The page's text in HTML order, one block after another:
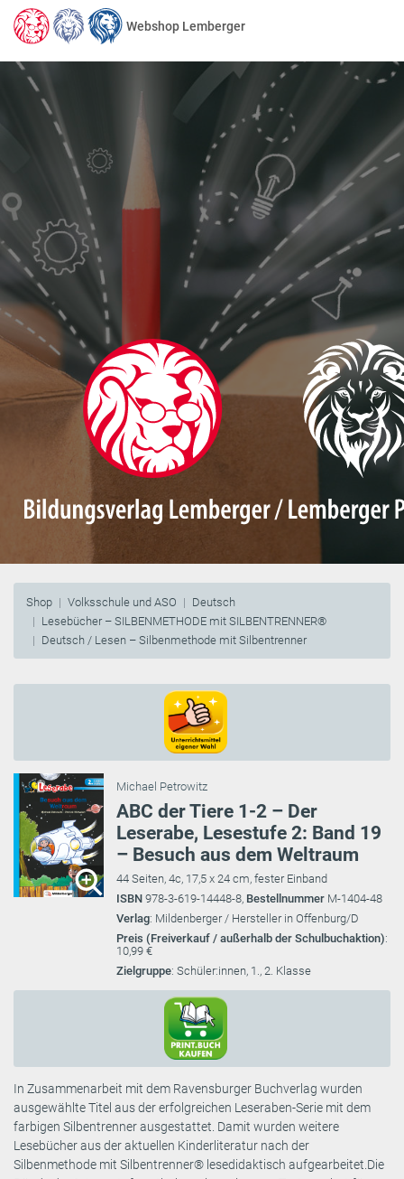
Webshop Lemberger
Shop Volksschule und ASO
Deutsch
Lesebücher – SILBENMETHODE mit SILBENTRENNER®
Deutsch / Lesen – Silbenmethode mit Silbentrenner
Michael Petrowitz
ABC der Tiere 1-2 – Der
Leserabe, Lesestufe 2: Band 19
– Besuch aus dem Weltraum
44 Seiten, 4c, 17,5 x 24 cm, fester Einband
ISBN 978-3-619-14448-8, Bestellnummer M-1404-48
Verlag: Mildenberger / Hersteller in Offenburg/D
Preis (Freiverkauf / außerhalb der Schulbuchaktion):
10,99 €
Zielgruppe: Schüler:innen, 1., 2. Klasse
In Zusammenarbeit mit dem Ravensburger Buchverlag wurden
ausgewählte Titel aus der erfolgreichen Leseraben-Serie mit dem
farbigen Silbentrenner ausgestattet. Damit wurden weitere
Lesebücher aus der aktuellen Kinderliteratur nach der
Silbenmethode mit Silbentrenner® lesedidaktisch aufgearbeitet.Die